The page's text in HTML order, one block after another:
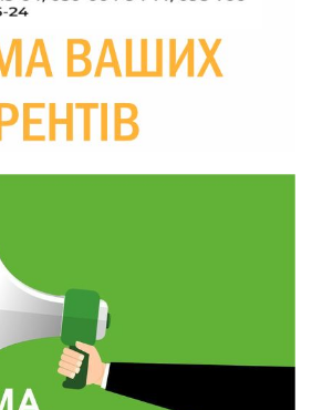
підготовка до зими та
підсумки засідання виконкому
селищної ради
«Нас тримає віра в
додому»
але безмежно
Як колишній лісівник став асом
та 15 відвіданих сіл: МБФ
здоров’я» підбив
мобільних клінік у Сумській